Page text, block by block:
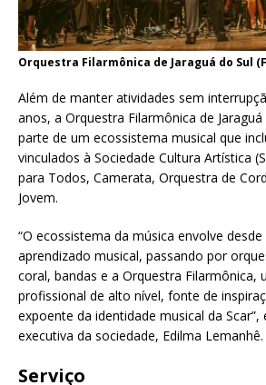
Orquestra Filarmônica de Jaraguá do Sul
Além de manter atividades sem
anos, a Orquestra Filarmônica de
parte de um ecossistema musical que
vinculados à Sociedade Cultura Artística
para Todos, Camerata, Orquestra de
Jovem.
“O ecossistema da música envolve
aprendizado musical, passando por
coral, bandas e a Orquestra Filarmônica,
profissional de alto nível, fonte de
expoente da identidade musical da Scar”,
executiva da sociedade, Edilma Lemanhê.
Serviço